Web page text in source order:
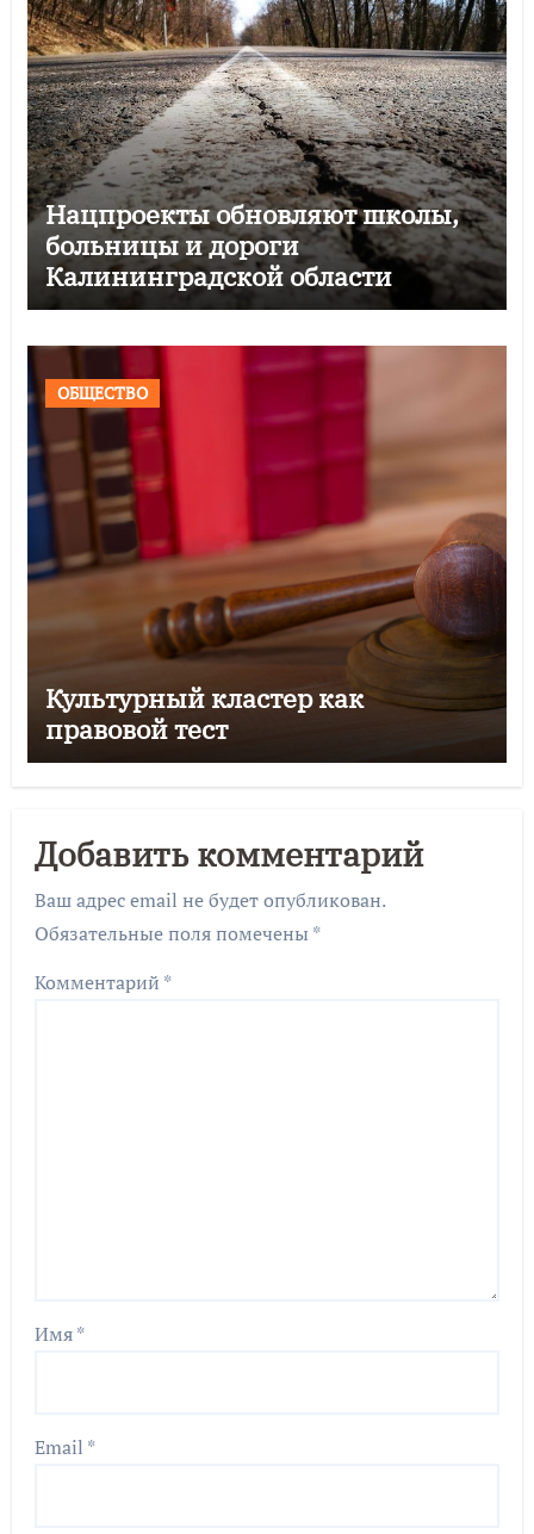
Нацпроекты обновляют школы,
больницы и дороги
Калининградской области
ОБЩЕСТВО
Культурный кластер как
правовой тест
Добавить комментарий
Ваш адрес email не будет опубликован.
Обязательные поля помечены *
Комментарий *
Имя*
Email *